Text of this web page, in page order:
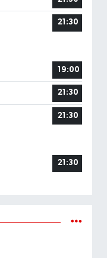
21:30
19:00
21:30
21:30
21:30